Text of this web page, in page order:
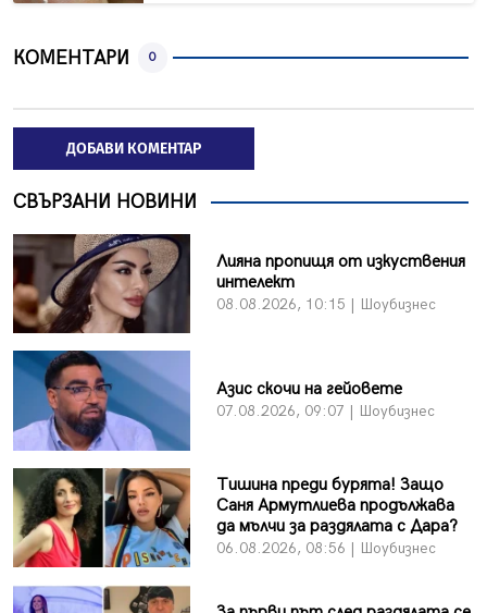
КОМЕНТАРИ 0
ДОБАВИ КОМЕНТАР
СВЪРЗАНИ НОВИНИ
Лияна пропищя от изкуствения
интелект
08.08.2026, 10:15 | Шоубизнес
Азис скочи на гейовете
07.08.2026, 09:07 | Шоубизнес
Тишина преди бурята! Защо
Саня Армутлиева продължава
да мълчи за раздялата с Дара?
06.08.2026, 08:56 | Шоубизнес